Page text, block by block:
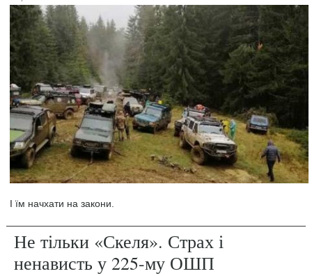
І їм начхати на закони.
Не тільки «Скеля». Страх і
ненависть у 225-му ОШП